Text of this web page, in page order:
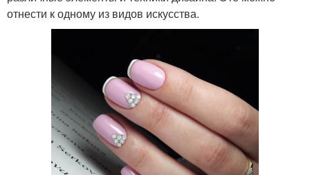
отнести к одному из видов искусства.